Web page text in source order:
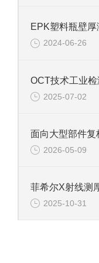
2024-06-26
OCT技术工业
2025-07-02
2026-05-09
菲希尔X射线测
2025-10-31